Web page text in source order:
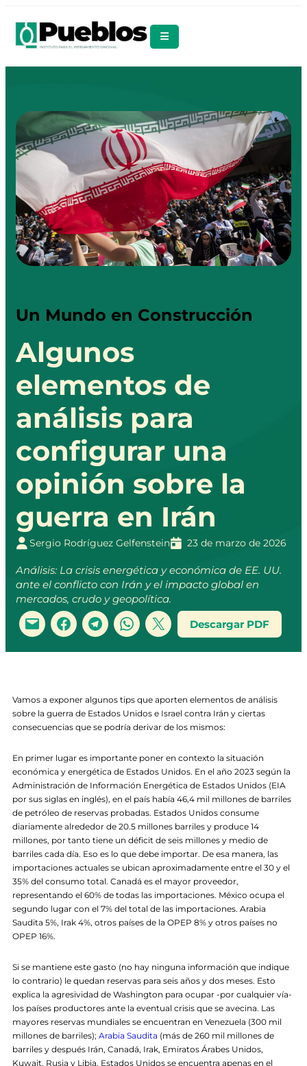
Un Mundo en Construcción
Algunos
elementos de
análisis para
configurar una
opinión sobre la
guerra en Irán
Sergio Rodríguez Gelfenstein 23 de marzo de 2026
Análisis: La crisis energética y económica de EE. UU.
ante el conflicto con Irán y el impacto global en
mercados, crudo y geopolítica.
Descargar PDF
Vamos a exponer algunos tips que aporten elementos de análisis
sobre la guerra de Estados Unidos e Israel contra Irán y ciertas
consecuencias que se podría derivar de los mismos:
En primer lugar es importante poner en contexto la situación
económica y energética de Estados Unidos. En el año 2023 según la
Administración de Información Energética de Estados Unidos (EIA
por sus siglas en inglés), en el país había 46,4 mil millones de barriles
de petróleo de reservas probadas. Estados Unidos consume
diariamente alrededor de 20.5 millones barriles y produce 14
millones, por tanto tiene un déficit de seis millones y medio de
barriles cada día. Eso es lo que debe importar. De esa manera, las
importaciones actuales se ubican aproximadamente entre el 30 y el
35% del consumo total. Canadá es el mayor proveedor,
representando el 60% de todas las importaciones. México ocupa el
segundo lugar con el 7% del total de las importaciones. Arabia
Saudita 5%, Irak 4%, otros países de la OPEP 8% y otros países no
OPEP 16%.
Si se mantiene este gasto (no hay ninguna información que indique
lo contrario) le quedan reservas para seis años y dos meses. Esto
explica la agresividad de Washington para ocupar -por cualquier vía-
los países productores ante la eventual crisis que se avecina. Las
mayores reservas mundiales se encuentran en Venezuela (300 mil
millones de barriles); Arabia Saudita (más de 260 mil millones de
barriles y después Irán, Canadá, Irak, Emiratos Árabes Unidos,
Kuwait, Rusia y Libia. Estados Unidos se encuentra apenas en el